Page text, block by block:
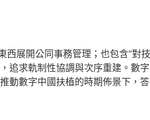
展開公同事務管理；也包含“對
追求軌制性協調與次序重建。數
動數字中國扶植的時期佈景下，